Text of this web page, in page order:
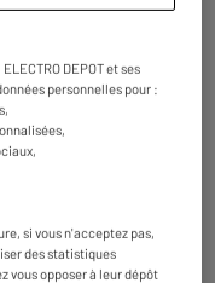
DEPOT et ses
personnelles pour :
si vous n'acceptez pas,
des statistiques
vous opposer à leur dépôt